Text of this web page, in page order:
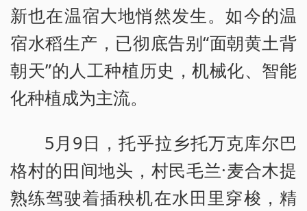
新也在温宿大地悄然发生。如今的温
宿水稻生产，已彻底告别“面朝黄土背
朝天”的人工种植历史，机械化、智能
化种植成为主流。
5月9日，托乎拉乡托万克库尔巴
格村的田间地头，村民毛兰·麦合木提
熟练驾驶着插秧机在水田里穿梭，精